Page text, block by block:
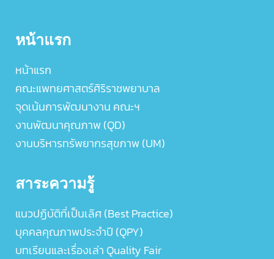
หน้าแรก
หน้าแรก
คณะแพทยศาสตร์ศิริราชพยาบาล
จุดเน้นการพัฒนางาน คณะฯ
งานพัฒนาคุณภาพ (QD)
งานบริหารทรัพยากรสุขภาพ (UM)
สาระความรู้
แนวปฏิบัติที่เป็นเลิศ (Best Practice)
บุคคลคุณภาพประจำปี (QPY)
บทเรียนและเรื่องเล่า Quality Fair